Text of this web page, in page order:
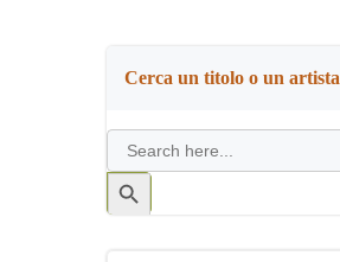
Cerca un titolo o un artista
Search
for:
Search
Button